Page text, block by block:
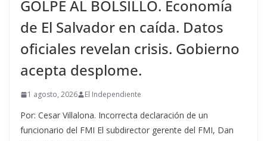
GOLPE AL BOLSILLO. Economía
de El Salvador en caída. Datos
oficiales revelan crisis. Gobierno
acepta desplome.
1 agosto, 2026 El Independiente
Por: Cesar Villalona. Incorrecta declaración de un
funcionario del FMI El subdirector gerente del FMI, Dan